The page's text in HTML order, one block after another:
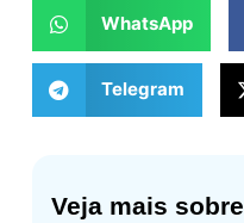
Veja mais sobre
WhatsApp
Telegram